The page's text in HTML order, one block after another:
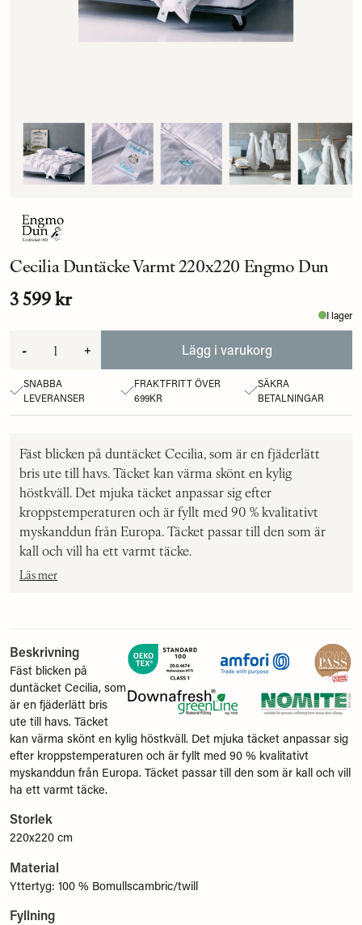
Cecilia Duntäcke Varmt 220x220 Engmo Dun
3 599 kr
I lager
- + Lägg i varukorg
SNABBA
LEVERANSER
FRAKTFRITT ÖVER
699KR
SÄKRA
BETALNINGAR
Fäst blicken på duntäcket Cecilia, som är en fjäderlätt
bris ute till havs. Täcket kan värma skönt en kylig
höstkväll. Det mjuka täcket anpassar sig efter
kroppstemperaturen och är fyllt med 90 % kvalitativt
myskanddun från Europa. Täcket passar till den som är
kall och vill ha ett varmt täcke.
Läs mer
Beskrivning
Fäst blicken på
duntäcket Cecilia, som
är en fjäderlätt bris
ute till havs. Täcket
kan värma skönt en kylig höstkväll. Det mjuka täcket anpassar sig
efter kroppstemperaturen och är fyllt med 90 % kvalitativt
myskanddun från Europa. Täcket passar till den som är kall och vill
ha ett varmt täcke.
Storlek
220x220 cm
Material
Yttertyg: 100 % Bomullscambric/twill
Fyllning